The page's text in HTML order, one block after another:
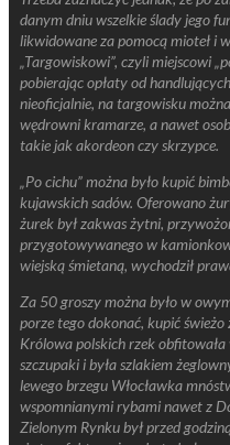
danym dniu wszelkie ślady jego
likwidowane za pomocą mioteł i
„Targowiskowi”, czyli miejscowi
pobierając opłaty od
nieoficjalnie, na targowisku
wędrowni kramarze, a nawet
takie jak akordeon czy skrzypce.
„Po cichu” można było kupić
kujawskich sadów. Oferowano
żurek był zakwas żytni,
przygotowywanego w
wiejską śmietaną, wychodził
Za 50 groszy można było w
porze tego dokonać, kupić świeżo
Królowa polskich rzek obfitowała
szczupaki i była szlakiem
lewego brzegu Włocławka
wspomnianymi rybami nawet z
Zielonym Rynku był przed